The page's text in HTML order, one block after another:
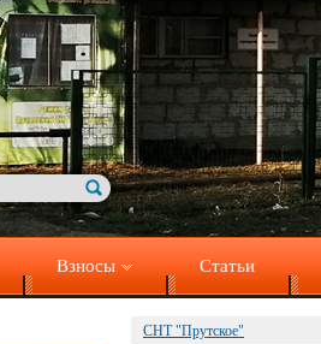
Взносы Статьи
СНТ "Прутское"